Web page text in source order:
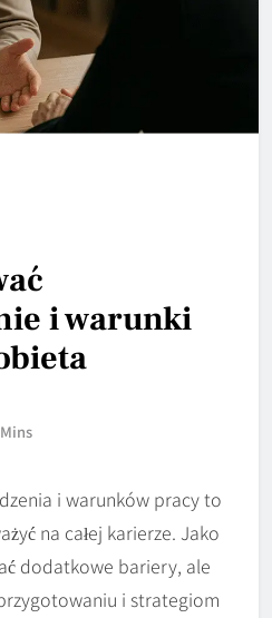
i warunki
i warunków pracy to
na całej karierze. Jako
dodatkowe bariery, ale
i strategiom